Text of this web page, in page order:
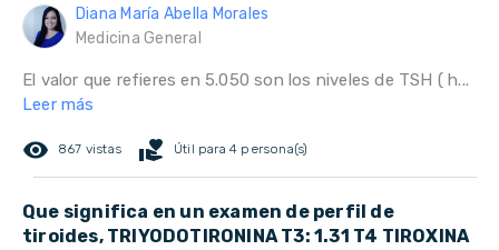
Diana María Abella Morales
Medicina General
El valor que refieres en 5.050 son los niveles de TSH ( h...
Leer más
remove_red_eye 867 vistas volunteer_activism Útil para 4 persona(s)
Que significa en un examen de perfil de
tiroides, TRIYODOTIRONINA T3: 1.31 T4 TIROXINA